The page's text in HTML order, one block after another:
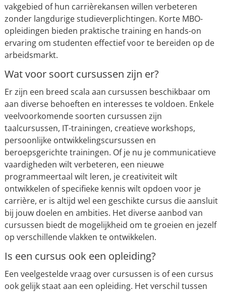
vakgebied of hun carrièrekansen willen verbeteren
zonder langdurige studieverplichtingen. Korte MBO-
opleidingen bieden praktische training en hands-on
ervaring om studenten effectief voor te bereiden op de
arbeidsmarkt.
Wat voor soort cursussen zijn er?
Er zijn een breed scala aan cursussen beschikbaar om
aan diverse behoeften en interesses te voldoen. Enkele
veelvoorkomende soorten cursussen zijn
taalcursussen, IT-trainingen, creatieve workshops,
persoonlijke ontwikkelingscursussen en
beroepsgerichte trainingen. Of je nu je communicatieve
vaardigheden wilt verbeteren, een nieuwe
programmeertaal wilt leren, je creativiteit wilt
ontwikkelen of specifieke kennis wilt opdoen voor je
carrière, er is altijd wel een geschikte cursus die aansluit
bij jouw doelen en ambities. Het diverse aanbod van
cursussen biedt de mogelijkheid om te groeien en jezelf
op verschillende vlakken te ontwikkelen.
Is een cursus ook een opleiding?
Een veelgestelde vraag over cursussen is of een cursus
ook gelijk staat aan een opleiding. Het verschil tussen